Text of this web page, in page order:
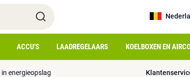
ACCU'S LAADREGELAARS KOELBOXEN EN
in energieopslag